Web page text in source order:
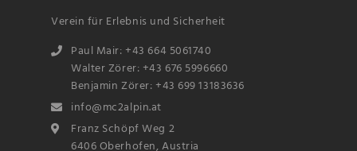
Verein für Erlebnis und Sicherheit
Paul Mair: +43 664 5061740
Walter Zörer: +43 676 5996660
Benjamin Zörer: +43 699 13183636
info@mc2alpin.at
Franz Schöpf Weg 2
6406 Oberhofen, Austria
Name